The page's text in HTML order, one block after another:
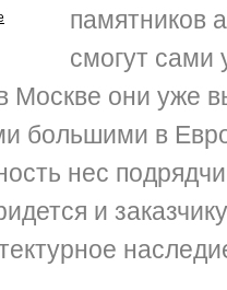
памятников
смогут сами
они уже
большими в
нес
и